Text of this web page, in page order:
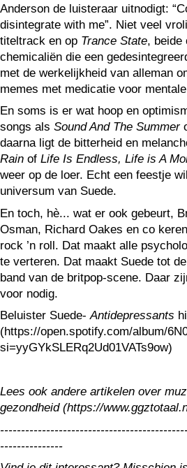
Anderson de luisteraar uitnodigt:
disintegrate with me”. Niet veel
titeltrack en op Trance State, beide
chemicaliën die een
met de werkelijkheid van alleman
memes met medicatie voor
En soms is er wat hoop en
songs als Sound And The Summer
daarna ligt de bitterheid en
Rain of Life Is Endless, Life is A
weer op de loer. Echt een feestje
universum van Suede.
En toch, hè... wat er ook gebeurt,
Osman, Richard Oakes en co
rock ’n roll. Dat maakt alle
te verteren. Dat maakt Suede tot
band van de britpop-scene. Daar
voor nodig.
Beluister Suede-Antidepressants
(https://open.spotify.com/album/
si=yyGYkSLERq2Ud01VATs9ow)
Lees ook andere artikelen over
gezondheid (https://
---------------